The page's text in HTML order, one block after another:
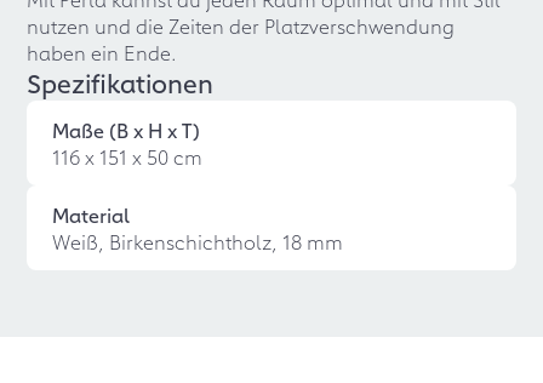
nutzen und die Zeiten der Platzverschwendung
haben ein Ende.
Spezifikationen
Maße (B x H x T)
116 x 151 x 50 cm
Material
Weiß, Birkenschichtholz, 18 mm